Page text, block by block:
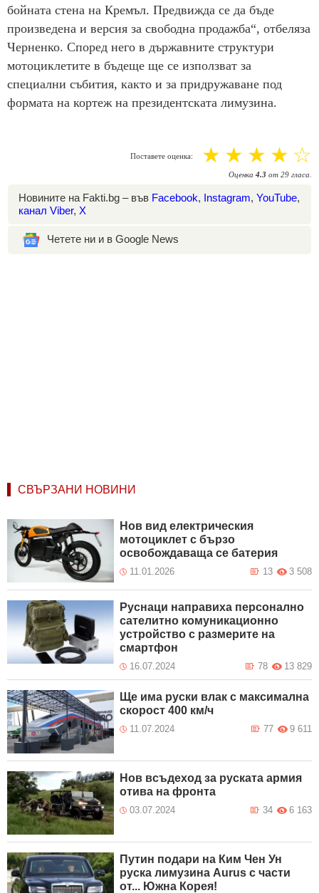
бойната стена на Кремъл. Предвижда се да бъде
произведена и версия за свободна продажба“, отбеляза
Черненко. Според него в държавните структури
мотоциклетите в бъдеще ще се използват за
специални събития, както и за придружаване под
формата на кортеж на президентската лимузина.
Поставете оценка: ☆
☆
☆
☆
☆
Оценка 4.3 от 29 гласа.
Новините на Fakti.bg – във Facebook, Instagram, YouTube,
канал Viber, X
Четете ни и в Google News
СВЪРЗАНИ НОВИНИ
Нов вид електрическия
мотоциклет с бързо
освобождаваща се батерия
11.01.2026 3 508
13
Руснаци направиха персонално
сателитно комуникационно
устройство с размерите на
смартфон
16.07.2024 13 829
78
Ще има руски влак с максимална
скорост 400 км/ч
11.07.2024 9 611
77
Нов всъдеход за руската армия
отива на фронта
03.07.2024 6 163
34
Путин подари на Ким Чен Ун
руска лимузина Aurus с части
от... Южна Корея!